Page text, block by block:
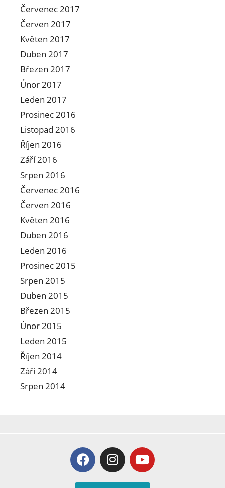
Červenec 2017
Červen 2017
Květen 2017
Duben 2017
Březen 2017
Únor 2017
Leden 2017
Prosinec 2016
Listopad 2016
Říjen 2016
Září 2016
Srpen 2016
Červenec 2016
Červen 2016
Květen 2016
Duben 2016
Leden 2016
Prosinec 2015
Srpen 2015
Duben 2015
Březen 2015
Únor 2015
Leden 2015
Říjen 2014
Září 2014
Srpen 2014